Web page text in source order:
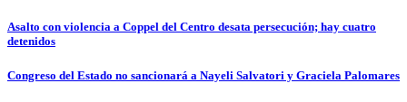
Asalto con violencia a Coppel del Centro desata persecución; hay cuatro
detenidos
Congreso del Estado no sancionará a Nayeli Salvatori y Graciela Palomares